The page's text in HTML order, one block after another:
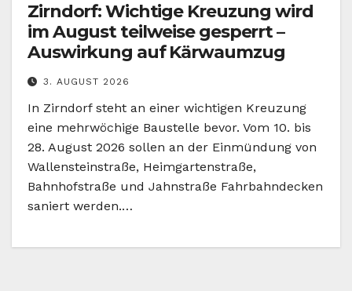
Zirndorf: Wichtige Kreuzung wird
im August teilweise gesperrt –
Auswirkung auf Kärwaumzug
3. AUGUST 2026
In Zirndorf steht an einer wichtigen Kreuzung
eine mehrwöchige Baustelle bevor. Vom 10. bis
28. August 2026 sollen an der Einmündung von
Wallensteinstraße, Heimgartenstraße,
Bahnhofstraße und Jahnstraße Fahrbahndecken
saniert werden.…